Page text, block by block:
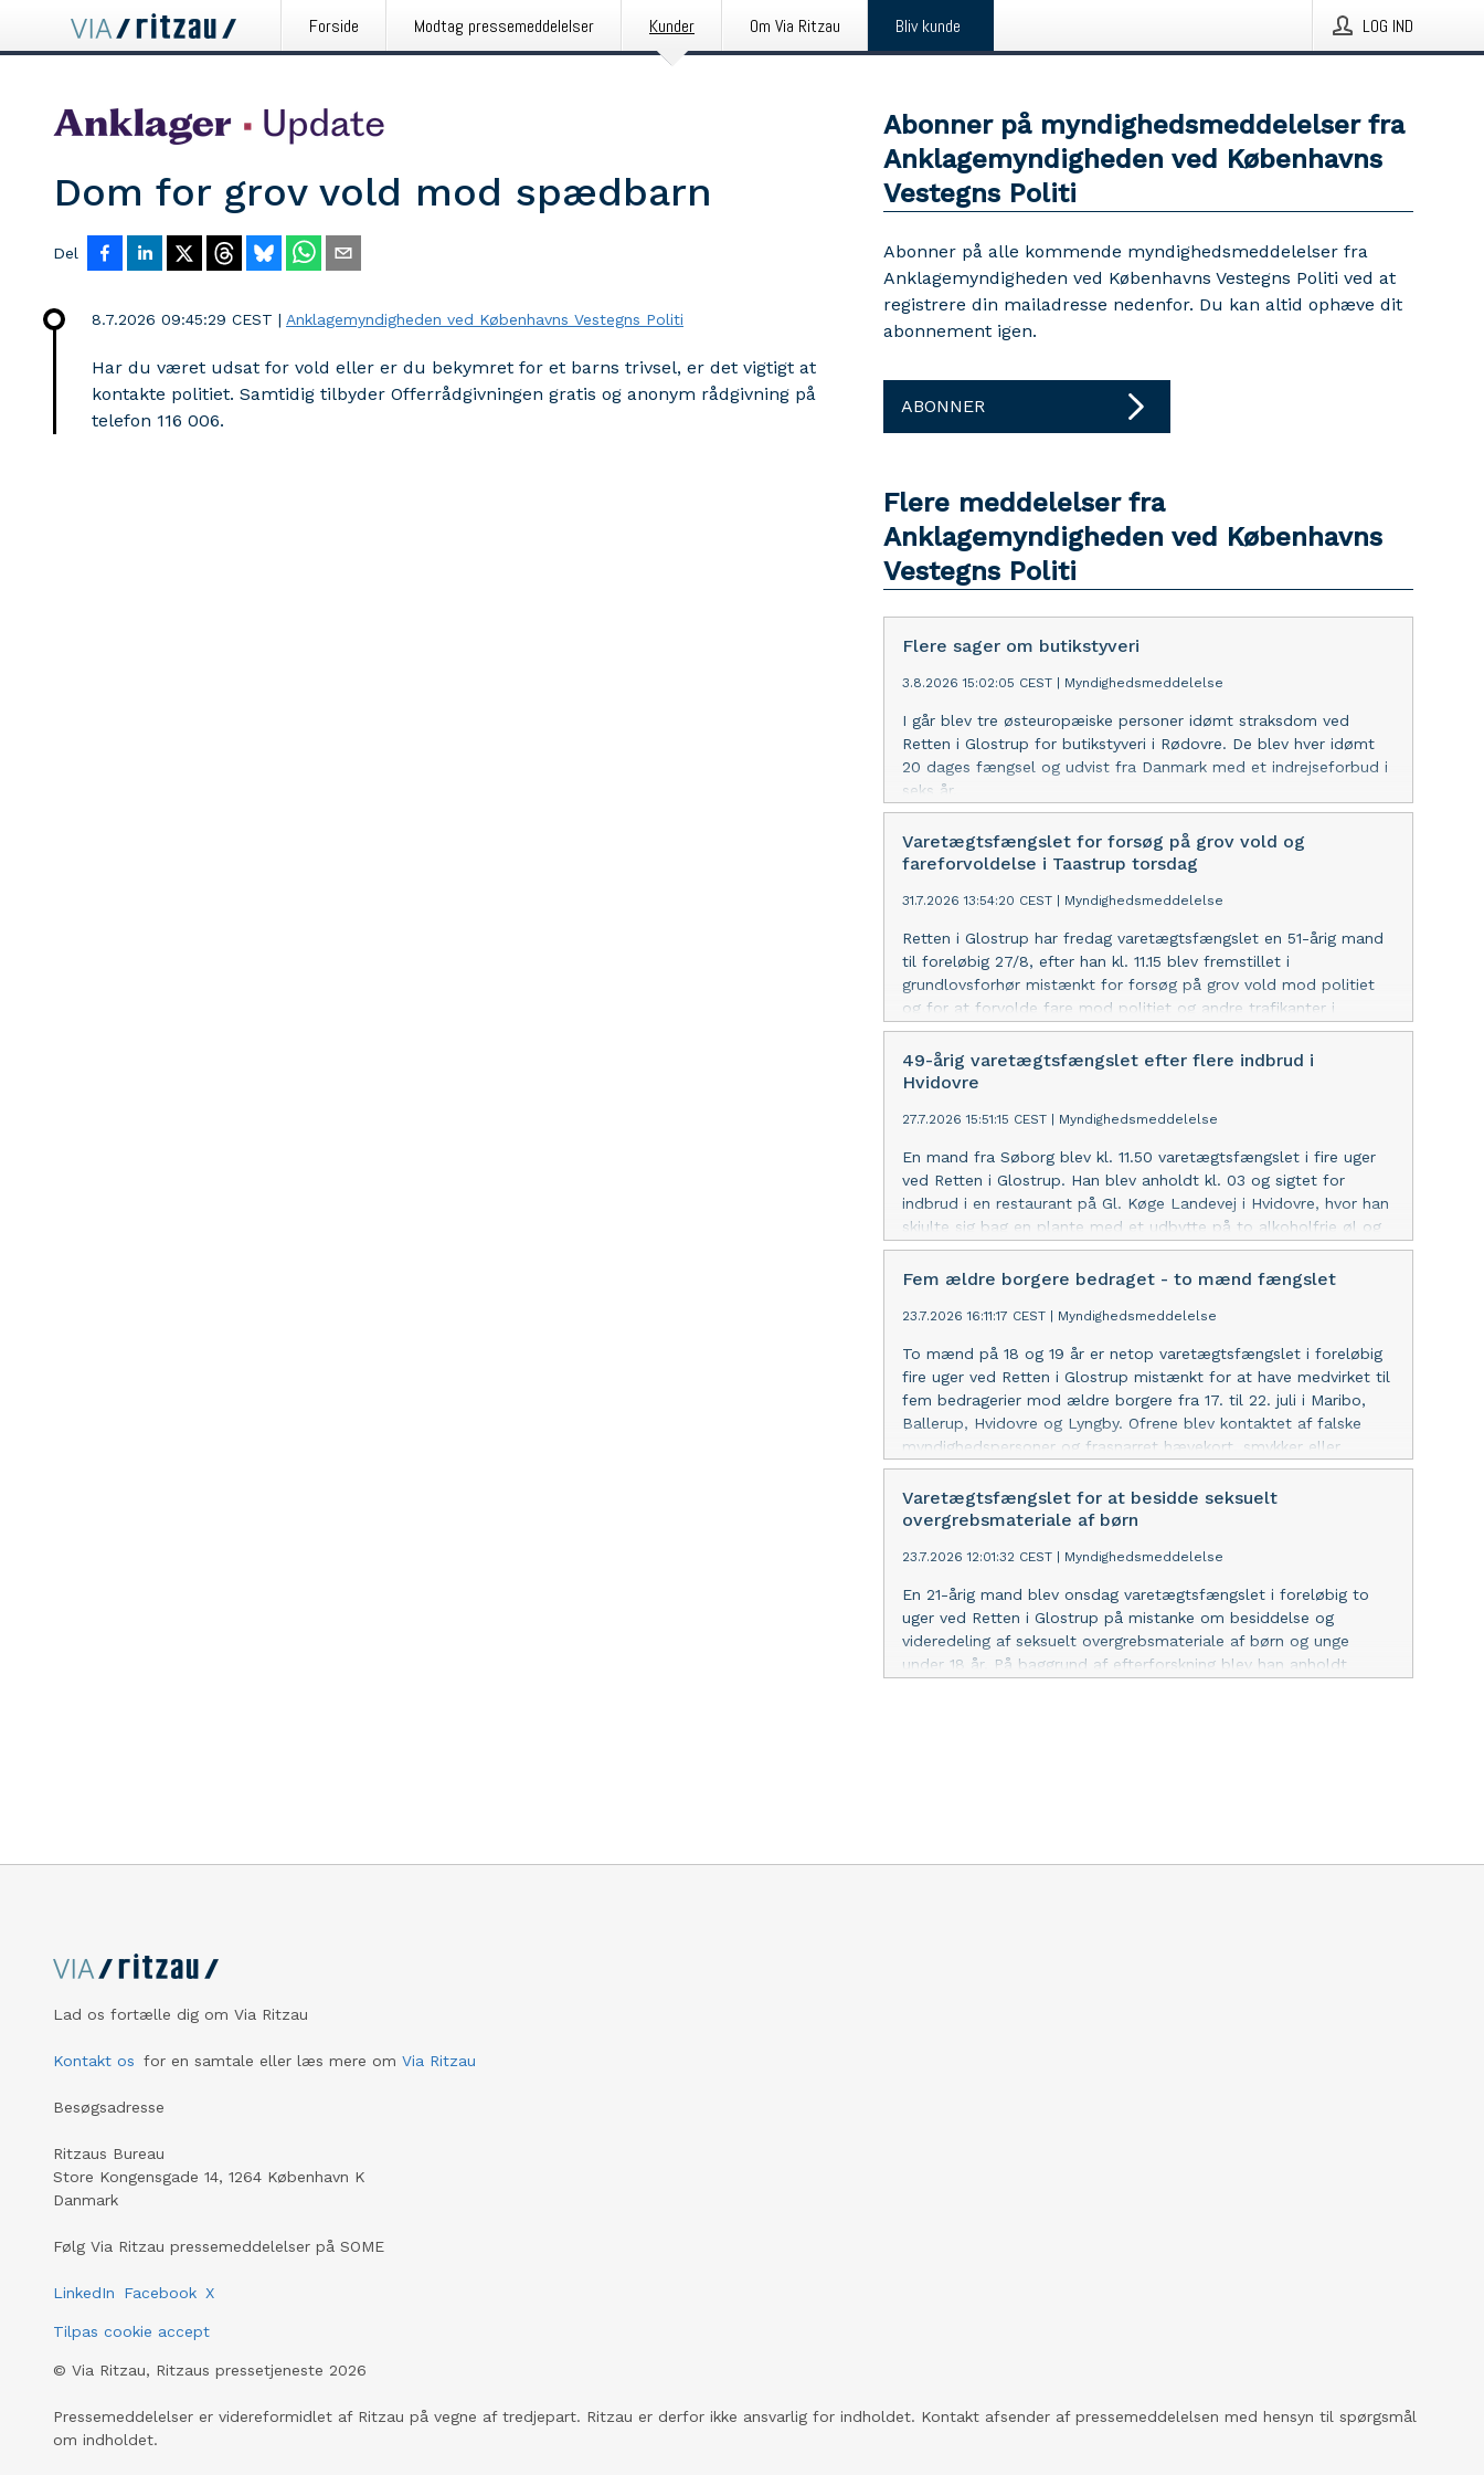
Forside Modtag pressemeddelelser Kunder Om Via Ritzau Bliv kunde LOG IND
Dom for grov vold mod spædbarn
Del
8.7.2026 09:45:29 CEST | Anklagemyndigheden ved Københavns Vestegns Politi
Har du været udsat for vold eller er du bekymret for et barns trivsel, er det vigtigt at
kontakte politiet. Samtidig tilbyder Offerrådgivningen gratis og anonym rådgivning på
telefon 116 006.
Abonner på myndighedsmeddelelser fra
Anklagemyndigheden ved Københavns
Vestegns Politi
Abonner på alle kommende myndighedsmeddelelser fra
Anklagemyndigheden ved Københavns Vestegns Politi ved at
registrere din mailadresse nedenfor. Du kan altid ophæve dit
abonnement igen.
ABONNER
Flere meddelelser fra
Anklagemyndigheden ved Københavns
Vestegns Politi
Flere sager om butikstyveri
3.8.2026 15:02:05 CEST Myndighedsmeddelelse
I går blev tre østeuropæiske personer idømt straksdom ved
Retten i Glostrup for butikstyveri i Rødovre. De blev hver idømt
20 dages fængsel og udvist fra Danmark med et indrejseforbud i
seks år.
Varetægtsfængslet for forsøg på grov vold og
fareforvoldelse i Taastrup torsdag
31.7.2026 13:54:20 CEST Myndighedsmeddelelse
Retten i Glostrup har fredag varetægtsfængslet en 51-årig mand
til foreløbig 27/8, efter han kl. 11.15 blev fremstillet i
grundlovsforhør mistænkt for forsøg på grov vold mod politiet
og for at forvolde fare mod politiet og andre trafikanter i
forbindelse med, at han forsøgte at undkøre fra politiet i
Taastrup torsdag formiddag i en efterlyst, stjålet varebil. Han
blev anholdt i går kl. 11.45.
49-årig varetægtsfængslet efter flere indbrud i
Hvidovre
27.7.2026 15:51:15 CEST Myndighedsmeddelelse
En mand fra Søborg blev kl. 11.50 varetægtsfængslet i fire uger
ved Retten i Glostrup. Han blev anholdt kl. 03 og sigtet for
indbrud i en restaurant på Gl. Køge Landevej i Hvidovre, hvor han
skjulte sig bag en plante med et udbytte på to alkoholfrie øl og
lidt kontanter. Han er også sigtet for et indbrud natten før,
hærværk den 14. juli og endnu et indbrud i november – alle mod
gentagelse. Manden ønskede ikke at udtale sig.
Fem ældre borgere bedraget - to mænd fængslet
23.7.2026 16:11:17 CEST Myndighedsmeddelelse
To mænd på 18 og 19 år er netop varetægtsfængslet i foreløbig
fire uger ved Retten i Glostrup mistænkt for at have medvirket til
fem bedragerier mod ældre borgere fra 17. til 22. juli i Maribo,
Ballerup, Hvidovre og Lyngby. Ofrene blev kontaktet af falske
myndighedspersoner og frasnarret hævekort, smykker eller
kontanter. Lukkede døre. Efterforskningen fortsætter.
Varetægtsfængslet for at besidde seksuelt
overgrebsmateriale af børn
23.7.2026 12:01:32 CEST Myndighedsmeddelelse
En 21-årig mand blev onsdag varetægtsfængslet i foreløbig to
uger ved Retten i Glostrup på mistanke om besiddelse og
videredeling af seksuelt overgrebsmateriale af børn og unge
under 18 år. På baggrund af efterforskning blev han anholdt
Lad os fortælle dig om Via Ritzau
Kontakt os for en samtale eller læs mere om Via Ritzau
Besøgsadresse
Ritzaus Bureau
Store Kongensgade 14, 1264 København K
Danmark
Følg Via Ritzau pressemeddelelser på SOME
LinkedIn Facebook X
Tilpas cookie accept
© Via Ritzau, Ritzaus pressetjeneste 2026
Pressemeddelelser er videreformidlet af Ritzau på vegne af tredjepart. Ritzau er derfor ikke ansvarlig for indholdet. Kontakt afsender af pressemeddelelsen med hensyn til spørgsmål
om indholdet.